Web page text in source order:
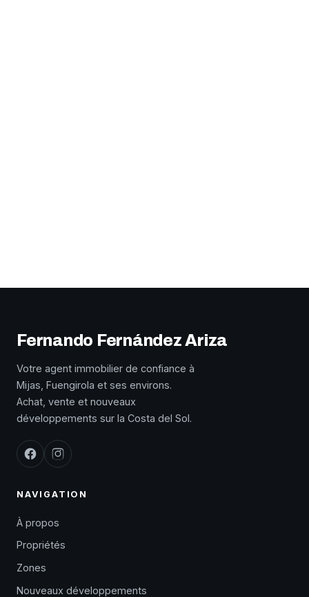
Fernando Fernández Ariza
Votre agent immobilier de confiance à
Mijas, Fuengirola et ses environs.
Achat, vente et nouveaux
développements sur la Costa del Sol.
NAVIGATION
À propos
Propriétés
Zones
Nouveaux développements